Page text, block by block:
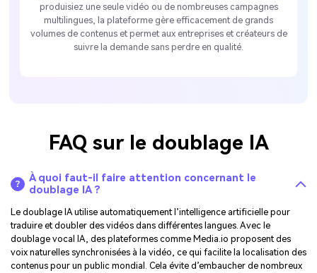
produisiez une seule vidéo ou de nombreuses campagnes
multilingues, la plateforme gère efficacement de grands
volumes de contenus et permet aux entreprises et créateurs de
suivre la demande sans perdre en qualité.
FAQ sur le doublage IA
À quoi faut-il faire attention concernant le
doublage IA ?
Le doublage IA utilise automatiquement l’intelligence artificielle pour
traduire et doubler des vidéos dans différentes langues. Avec le
doublage vocal IA, des plateformes comme Media.io proposent des
voix naturelles synchronisées à la vidéo, ce qui facilite la localisation des
contenus pour un public mondial. Cela évite d’embaucher de nombreux